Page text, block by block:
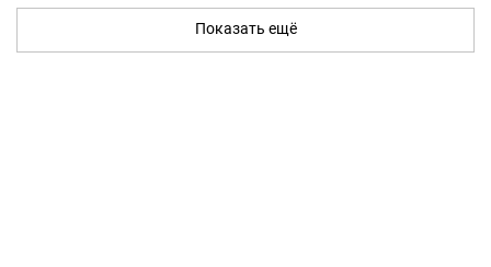
Показать ещё